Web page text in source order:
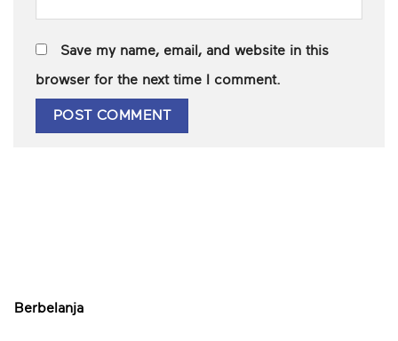
Save my name, email, and website in this
browser for the next time I comment.
Berbelanja